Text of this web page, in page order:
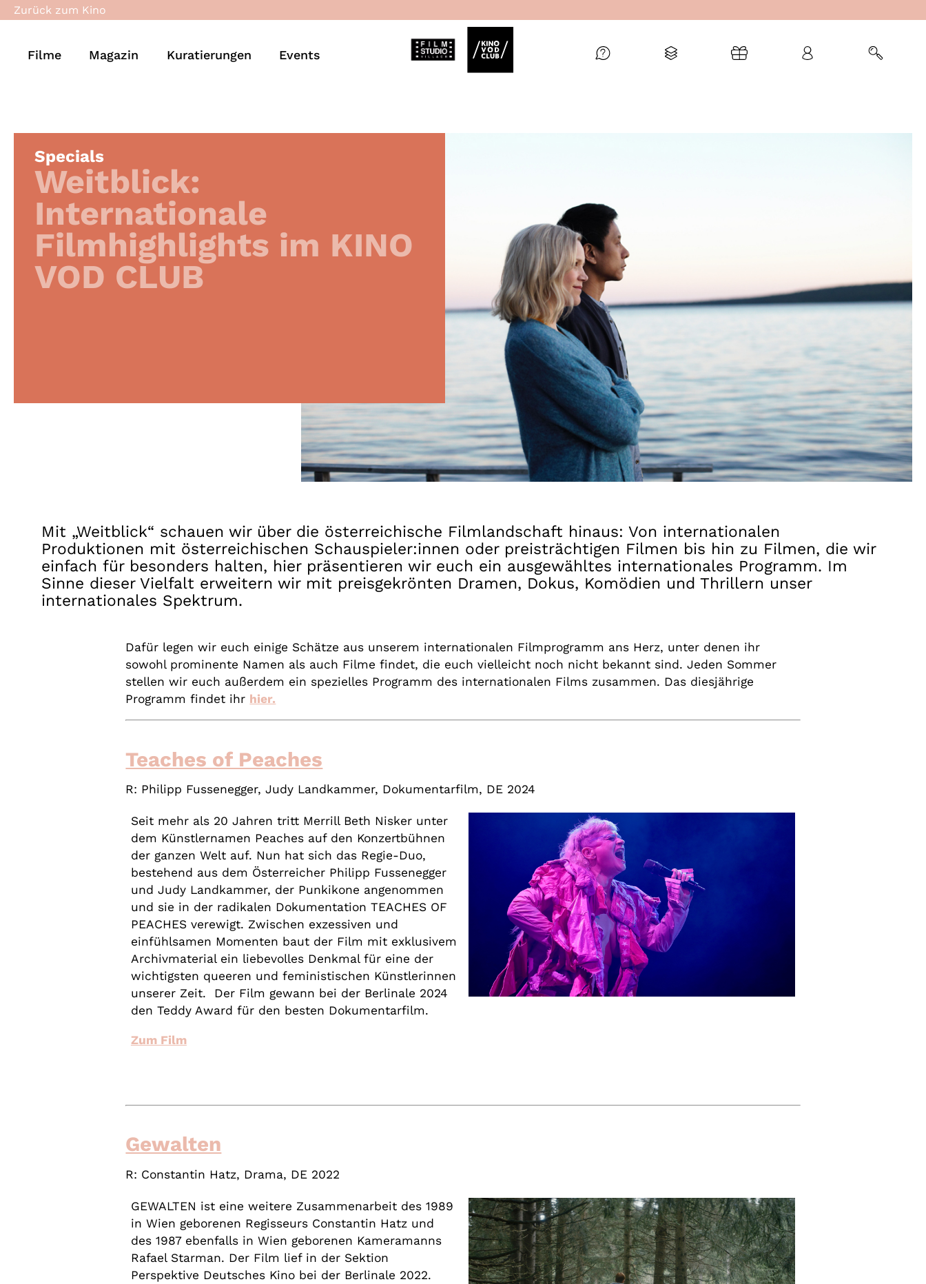
So geht’s
Gutscheine
Suche
Zurück zum Kino
Filme Magazin Kuratierungen Events
Specials
Weitblick:
Internationale
Filmhighlights im KINO
VOD CLUB
Mit „Weitblick“ schauen wir über die österreichische Filmlandschaft hinaus: Von internationalen
Produktionen mit österreichischen Schauspieler:innen oder preisträchtigen Filmen bis hin zu Filmen, die wir
einfach für besonders halten, hier präsentieren wir euch ein ausgewähltes internationales Programm. Im
Sinne dieser Vielfalt erweitern wir mit preisgekrönten Dramen, Dokus, Komödien und Thrillern unser
internationales Spektrum.
Dafür legen wir euch einige Schätze aus unserem internationalen Filmprogramm ans Herz, unter denen ihr
sowohl prominente Namen als auch Filme findet, die euch vielleicht noch nicht bekannt sind. Jeden Sommer
stellen wir euch außerdem ein spezielles Programm des internationalen Films zusammen. Das diesjährige
Programm findet ihr hier.
Teaches of Peaches
R: Philipp Fussenegger, Judy Landkammer, Dokumentarfilm, DE 2024
Seit mehr als 20 Jahren tritt Merrill Beth Nisker unter
dem Künstlernamen Peaches auf den Konzertbühnen
der ganzen Welt auf. Nun hat sich das Regie-Duo,
bestehend aus dem Österreicher Philipp Fussenegger
und Judy Landkammer, der Punkikone angenommen
und sie in der radikalen Dokumentation TEACHES OF
PEACHES verewigt. Zwischen exzessiven und
einfühlsamen Momenten baut der Film mit exklusivem
Archivmaterial ein liebevolles Denkmal für eine der
wichtigsten queeren und feministischen Künstlerinnen
unserer Zeit. Der Film gewann bei der Berlinale 2024
den Teddy Award für den besten Dokumentarfilm.
Zum Film
Gewalten
R: Constantin Hatz, Drama, DE 2022
GEWALTEN ist eine weitere Zusammenarbeit des 1989
in Wien geborenen Regisseurs Constantin Hatz und
des 1987 ebenfalls in Wien geborenen Kameramanns
Rafael Starman. Der Film lief in der Sektion
Perspektive Deutsches Kino bei der Berlinale 2022.